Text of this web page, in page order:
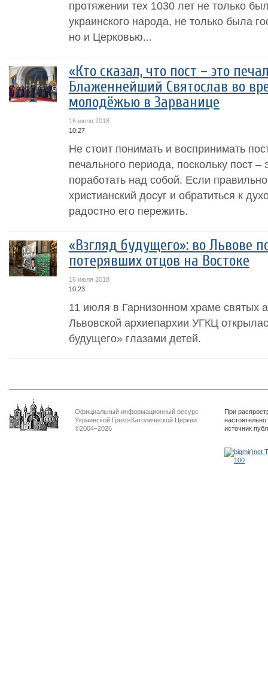
протяжении тех 1030 лет не только
украинского народа, не только была
но и Церковью...
«Кто сказал, что пост – это
Блаженнейший Святослав во
молодёжью в Зарванице
16 июля 2018
10:27
Не стоит понимать и воспринимать
печального периода, поскольку пост
поработать над собой. Если
христианский досуг и обратиться к
радостно его пережить.
«Взгляд будущего»: во Львове
потерявших отцов на Востоке
16 июля 2018
10:23
11 июля в Гарнизонном храме святых
Львовской архиепархии УГКЦ
будущего» глазами детей.
Официальный информационный ресурс
Украинской Греко-Католической Церкви
©2004–2026
При
источник